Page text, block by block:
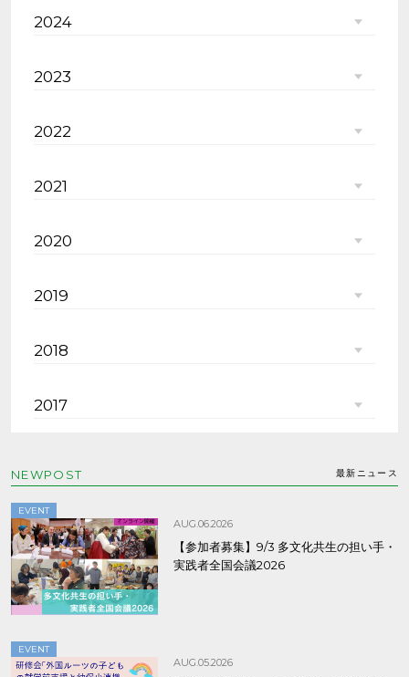
2024
2023
2022
2021
2020
2019
2018
2017
NEWPOST 最新ニュース
EVENT
AUG.06.2026
【参加者募集】9/3 多文化共生の担い手・
実践者全国会議2026
EVENT
AUG.05.2026